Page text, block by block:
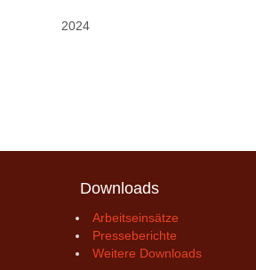
2024
Downloads
Arbeitseinsätze
Presseberichte
Weitere Downloads